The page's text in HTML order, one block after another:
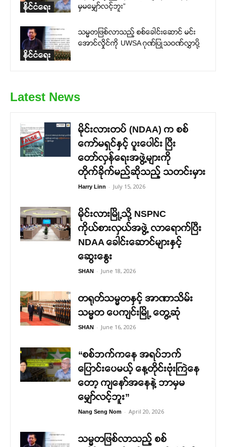
နိုင်ငံရေး
မှမမျှော်လင့်ဘူး”
နိုင်ငံရေး
သမ္မတဖြစ်လာသည့် စစ်ခေါင်းဆောင် မင်း
အောင်လှိုင်ကို UWSA ဂုဏ်ပြုသဝဏ်လွှာပို့
Latest News
မိုင်းလားတပ် (NDAA) က စစ်
ကော်မရှင်နှင့် ပူးပေါင်း ပြီး
တော်လှန်ရေးအဖွဲ့များကို
တိုက်ခိုက်မည်ဆိုသည့် သတင်းမှား
Harry Linn - July 15, 2026
မိုင်းလားမြို့သို့ NSPNC
ကိုယ်စားလှယ်အဖွဲ့ လာရောက်ပြီး
NDAA ခေါင်းဆောင်များနှင့်
ဆွေးနွေး
SHAN - June 18, 2026
တရုတ်သမ္မတနှင့် အာဏာသိမ်း
သမ္မတ ပေကျင်းမြို့ တွေ့ဆုံ
SHAN - June 16, 2026
“စစ်ဘက်ကနေ အရပ်ဘက်
ပြောင်းပေမယ့် နေ့တိုင်းဗုံးကြဲနေ
တော့ ကျနော်အနေနဲ့ ဘာမှမ
မျှော်လင့်ဘူး”
Nang Seng Nom - April 20, 2026
သမ္မတဖြစ်လာသည့် စစ်